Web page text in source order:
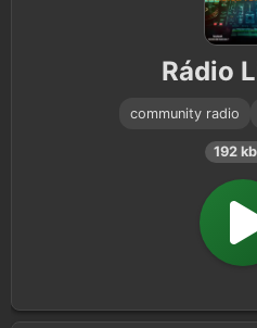
Rádio
community radio
192